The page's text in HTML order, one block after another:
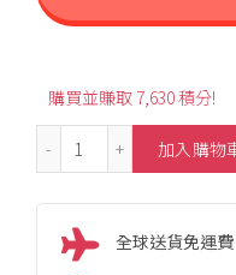
購買並賺取 7,630 積分!
2.63ct Flower加入購物
全球送貨免運費